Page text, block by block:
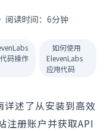
读时间：6分钟
码操作
如何使用
ElevenLabs
应用代码
述了从安装到高效
注册账户并获取API